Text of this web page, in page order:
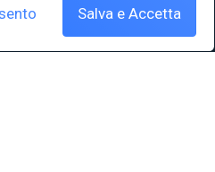
- P.E.C.: ateneo@pec.units.it
Salva e Accetta